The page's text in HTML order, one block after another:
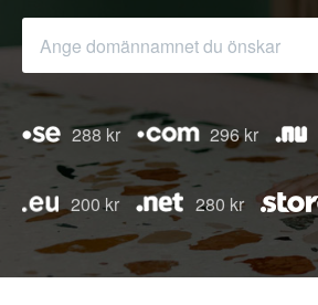
288 kr 296 kr
200 kr 280 kr